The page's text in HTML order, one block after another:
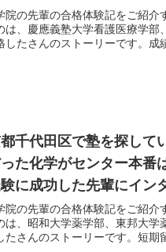
院の先輩の合格体験記をご紹介
は、慶應義塾大学看護医療学部
したさんのストーリーです。成
千代田区で塾を探して
た化学がセンター本番
に成功した先輩にイン
学院
院の先輩の合格体験記をご紹介
は、昭和大学薬学部、東邦大学
たさんのストーリーです。短期